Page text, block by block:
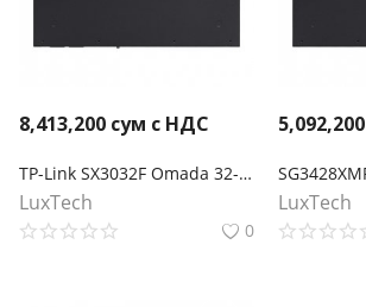
8,413,200 сум с НДС
TP-Link SX3032F Omada 32-портовый 10-гигабитный управляемый SFP+ коммутатор L2+
LuxTech
0
5,092,200
LuxTech